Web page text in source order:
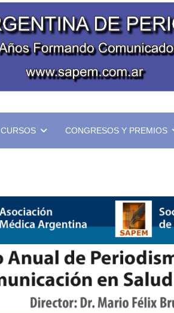
CURSOS CONGRESOS Y PREMIOS